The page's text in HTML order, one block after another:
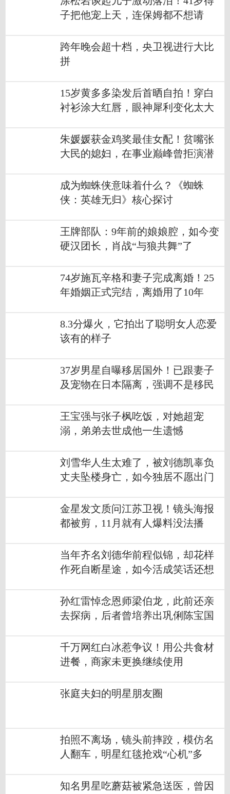
子把他宠上天，连保姆都不想请
跨年晚会超十档，央卫视进行大比
拼
15岁黄多多染发后首晒自拍！穿白
衬衫涂大红唇，眼神犀利变化太大
朱媛媛获金鸡奖最佳女配！贫嘴张
大民的媳妇，在事业巅峰曾拒演潜
成为蜘蛛侠意味着什么？《蜘蛛
侠：英雄无归》核心探讨
王牌部队：9年前的娘娘腔，如今变
硬汉团长，肖战“与狼共舞”了
74岁施瓦辛格和妻子完成离婚！25
年婚姻正式完结，离婚用了10年
8.3分爆火，它拍出了聪明女人恋爱
该有的样子
37岁男星自曝移居国外！已跟妻子
及宠物在日本隔离，强调不是移民
王宝强与张子枫吃饭，对她超宠
溺，弟弟去世成他一生遗憾
刘雪华人生太难了，被刘德凯辜负
丈夫坠楼身亡，如今独居不愿出门
金星发文质问江苏卫视！镜头海报
都被剪，11月就有人爆料没法播
当年齐名刘德华前程似锦，却花样
作死自断星途，如今活成笑话还想
孙红雷悼念恩师梁伯龙，此前还亲
去探病，后者曾培养出巩俐陈宝国
千万网红白冰惹争议！用公共食材
进餐，商家未更换继续使用
张庭夫妇的明星朋友圈
拍照不离场，镜头前摔跤，模仿名
人翻车，明星红毯抢戏“心机”多
知名男星吃蘑菇被紧急送医，曾因